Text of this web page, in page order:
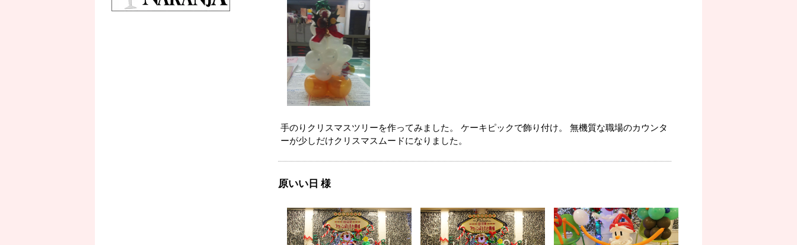
手のりクリスマスツリーを作ってみました。 ケーキピックで飾り付け。 無機質な職場のカウンタ
ーが少しだけクリスマスムードになりました。
原いい日 様